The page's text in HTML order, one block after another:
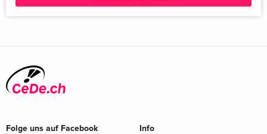
Folge uns auf Facebook
Info